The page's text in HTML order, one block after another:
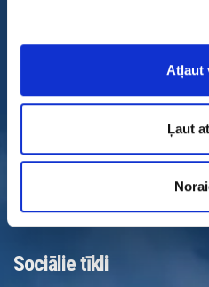
Atļaut
Ļaut
sniegt drošus pakalpojumus
Tālr.:+371 67 300 950
Sociālie tīkli